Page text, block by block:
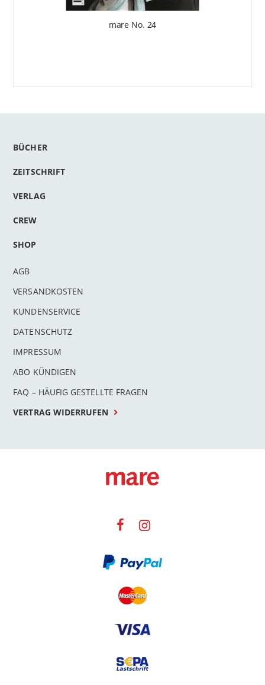
mare No. 24
BÜCHER
ZEITSCHRIFT
VERLAG
CREW
SHOP
AGB
VERSANDKOSTEN
KUNDENSERVICE
DATENSCHUTZ
IMPRESSUM
ABO KÜNDIGEN
FAQ – HÄUFIG GESTELLTE FRAGEN
VERTRAG WIDERRUFEN